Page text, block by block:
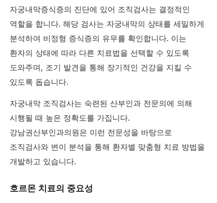
자궁내막증식증의 진단에 있어 조직검사는 결정적인
역할을 합니다. 해당 검사는 자궁내막의 상태를 세밀하게
분석하여 비정형 증식증의 유무를 확인합니다. 이는
환자의 상태에 따라 다른 치료법을 선택할 수 있도록
도와주며, 조기 발견을 통해 장기적인 건강을 지킬 수
있도록 돕습니다.
자궁내막 조직검사는 숙련된 산부인과 전문의에 의해
시행될 때 높은 정확도를 가집니다.
강남권산부인과의원은 이런 전문성을 바탕으로
조직검사와 변이 분석을 통해 환자별 맞춤형 치료 방법을
개발하고 있습니다.
호르몬 치료의 중요성